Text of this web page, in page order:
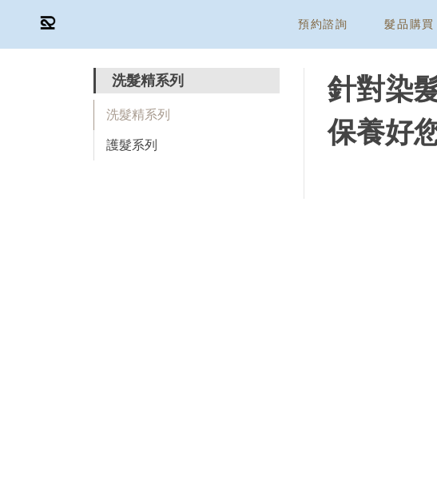
預約諮詢 髮品購買
洗髮精系列
洗髮精系列
護髮系列
針對染
保養好